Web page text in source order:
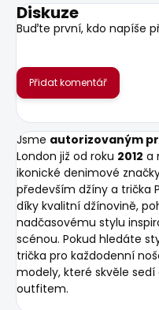
Diskuze
Buďte první, kdo napíše
Přidat komentář
Jsme autorizovaným
London již od roku 2012 a
ikonické denimové
především džíny a trička
díky kvalitní džínovině,
nadčasovému stylu
scénou. Pokud hledáte
trička pro každodenní
modely, které skvěle
outfitem.